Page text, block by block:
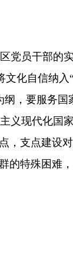
党员干部的
文化自信纳
，要服务国
义现代化国
，支点建设
的特殊困难